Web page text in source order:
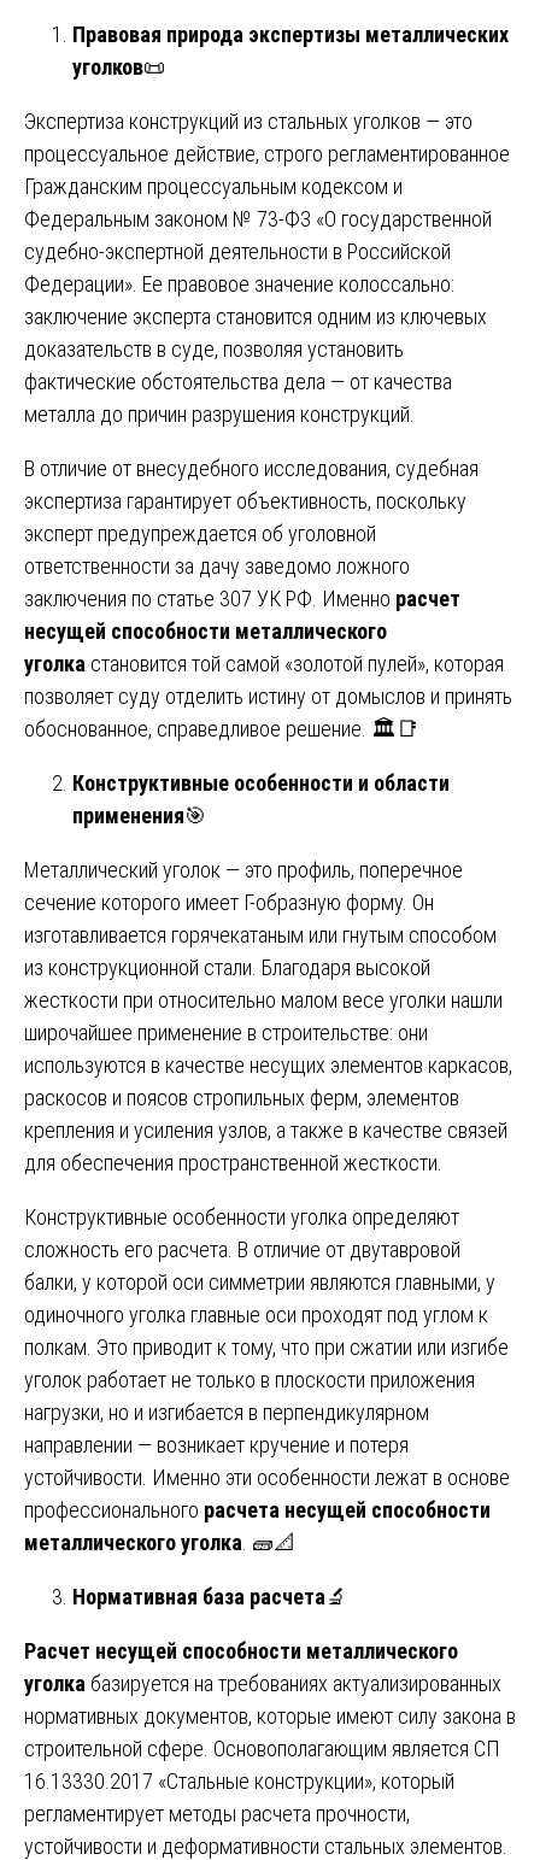
Правовая природа экспертизы металлических
уголков📜
Экспертиза конструкций из стальных уголков — это
процессуальное действие, строго регламентированное
Гражданским процессуальным кодексом и
Федеральным законом № 73-ФЗ «О государственной
судебно-экспертной деятельности в Российской
Федерации». Ее правовое значение колоссально:
заключение эксперта становится одним из ключевых
доказательств в суде, позволяя установить
фактические обстоятельства дела — от качества
металла до причин разрушения конструкций.
В отличие от внесудебного исследования, судебная
экспертиза гарантирует объективность, поскольку
эксперт предупреждается об уголовной
ответственности за дачу заведомо ложного
заключения по статье 307 УК РФ. Именно расчет
несущей способности металлического
уголка становится той самой «золотой пулей», которая
позволяет суду отделить истину от домыслов и принять
обоснованное, справедливое решение. 🏛️📑
Конструктивные особенности и области
применения🎯
Металлический уголок — это профиль, поперечное
сечение которого имеет Г-образную форму. Он
изготавливается горячекатаным или гнутым способом
из конструкционной стали. Благодаря высокой
жесткости при относительно малом весе уголки нашли
широчайшее применение в строительстве: они
используются в качестве несущих элементов каркасов,
раскосов и поясов стропильных ферм, элементов
крепления и усиления узлов, а также в качестве связей
для обеспечения пространственной жесткости.
Конструктивные особенности уголка определяют
сложность его расчета. В отличие от двутавровой
балки, у которой оси симметрии являются главными, у
одиночного уголка главные оси проходят под углом к
полкам. Это приводит к тому, что при сжатии или изгибе
уголок работает не только в плоскости приложения
нагрузки, но и изгибается в перпендикулярном
направлении — возникает кручение и потеря
устойчивости. Именно эти особенности лежат в основе
профессионального расчета несущей способности
металлического уголка . 🧱📐
Нормативная база расчета🔬
Расчет несущей способности металлического
уголка базируется на требованиях актуализированных
нормативных документов, которые имеют силу закона в
строительной сфере. Основополагающим является СП
16.13330.2017 «Стальные конструкции», который
регламентирует методы расчета прочности,
устойчивости и деформативности стальных элементов.